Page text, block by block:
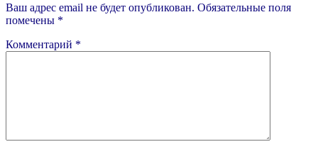
Ваш адрес email не будет опубликован. Обязательные поля
помечены *
Комментарий *